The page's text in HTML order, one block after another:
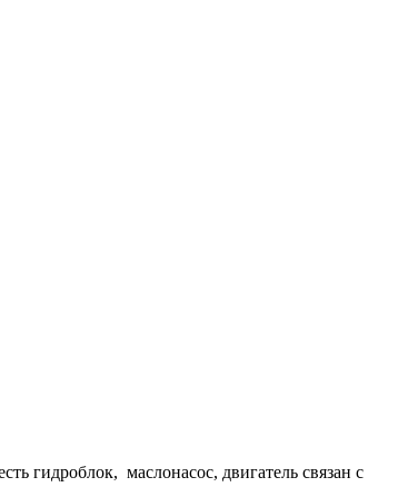
гидроблок, маслонасос, двигатель связан с